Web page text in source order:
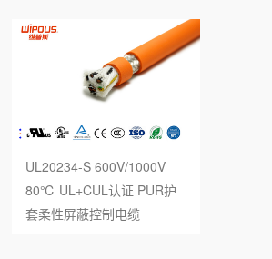
UL20234-S 600V/1000V
80℃ UL+CUL认证 PUR护
套柔性屏蔽控制电缆